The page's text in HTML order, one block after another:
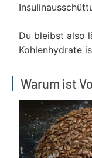
Du bleibst also
Kohlenhydrate
Warum ist